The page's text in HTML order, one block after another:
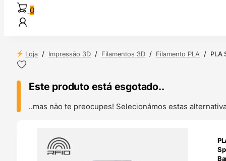
0
Loja / Impressão 3D / Filamentos 3D / Filamento PLA / PLA
Este produto está esgotado..
..mas não te preocupes! Selecionámos estas